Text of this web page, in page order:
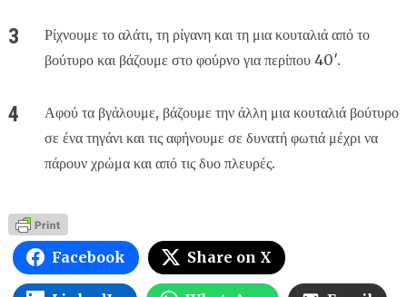
Ρίχνουμε το αλάτι, τη ρίγανη και τη μια κουταλιά από το
βούτυρο και βάζουμε στο φούρνο για περίπου 40′.
Αφού τα βγάλουμε, βάζουμε την άλλη μια κουταλιά βούτυρο
σε ένα τηγάνι και τις αφήνουμε σε δυνατή φωτιά μέχρι να
πάρουν χρώμα και από τις δυο πλευρές.
Facebook Share on X